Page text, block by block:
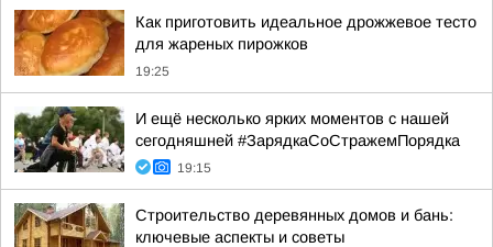
Как приготовить идеальное дрожжевое тесто
для жареных пирожков
19:25
И ещё несколько ярких моментов с нашей
сегодняшней #ЗарядкаСоСтражемПорядка
19:15
Строительство деревянных домов и бань:
ключевые аспекты и советы